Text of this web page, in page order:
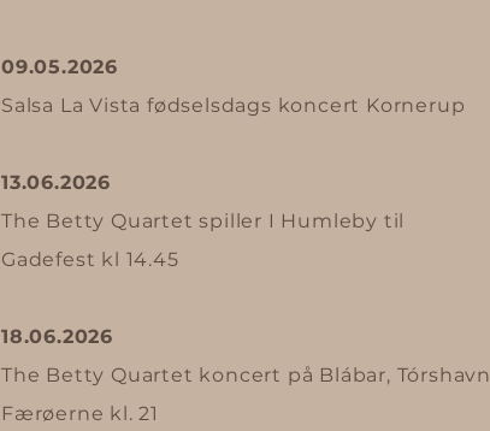
09.05.2026
Salsa La Vista fødselsdags koncert Kornerup
13.06.2026
The Betty Quartet spiller I Humleby til
Gadefest kl 14.45
18.06.2026
The Betty Quartet koncert på Blábar, Tórshavn
Færøerne kl. 21